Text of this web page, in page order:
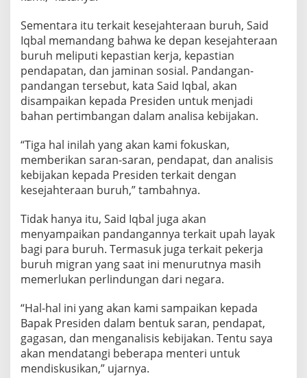
p
a
h
L
a
y
a
k
,
a
n
P
e
r
i
n
d
u
n
g
n
B
u
r
u
h
Sementara itu terkait kesejahteraan buruh, Said
Iqbal memandang bahwa ke depan kesejahteraan
buruh meliputi kepastian kerja, kepastian
pendapatan, dan jaminan sosial. Pandangan-
pandangan tersebut, kata Said Iqbal, akan
disampaikan kepada Presiden untuk menjadi
bahan pertimbangan dalam analisa kebijakan.
“Tiga hal inilah yang akan kami fokuskan,
memberikan saran-saran, pendapat, dan analisis
kebijakan kepada Presiden terkait dengan
kesejahteraan buruh,” tambahnya.
Tidak hanya itu, Said Iqbal juga akan
menyampaikan pandangannya terkait upah layak
bagi para buruh. Termasuk juga terkait pekerja
buruh migran yang saat ini menurutnya masih
memerlukan perlindungan dari negara.
“Hal-hal ini yang akan kami sampaikan kepada
Bapak Presiden dalam bentuk saran, pendapat,
gagasan, dan menganalisis kebijakan. Tentu saya
akan mendatangi beberapa menteri untuk
mendiskusikan,” ujarnya.